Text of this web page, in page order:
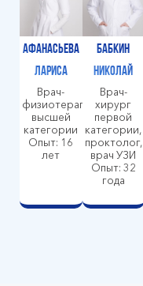
Афанасьева
Лариса
Врач-
физиотерапевт
высшей
категории
Опыт: 16
лет
Бабкин
Николай
Врач-
хирург
первой
категории,
проктолог,
врач УЗИ
Опыт: 32
года